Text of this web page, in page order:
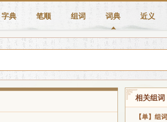
字典 笔顺 组词 词典 近义
相关组词
【单】组词